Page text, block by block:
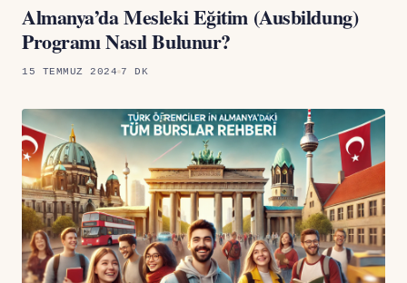
Almanya’da Mesleki Eğitim (Ausbildung)
Programı Nasıl Bulunur?
15 TEMMUZ 2024 7 DK